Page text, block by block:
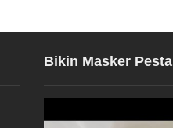
Bikin Masker Pesta